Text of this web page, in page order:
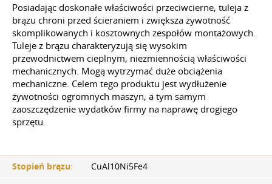
Posiadając doskonałe właściwości przeciwcierne, tuleja z
brązu chroni przed ścieraniem i zwiększa żywotność
skomplikowanych i kosztownych zespołów montażowych.
Tuleje z brązu charakteryzują się wysokim
przewodnictwem cieplnym, niezmiennością właściwości
mechanicznych. Mogą wytrzymać duże obciążenia
mechaniczne. Celem tego produktu jest wydłużenie
żywotności ogromnych maszyn, a tym samym
zaoszczędzenie wydatków firmy na naprawę drogiego
sprzętu.
Stopień brązu: CuAl10Ni5Fe4